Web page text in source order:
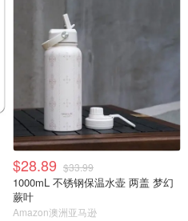
$28.89 $33.99
1000mL 不锈钢保温水壶 两盖 梦幻
蕨叶
Amazon澳洲亚马逊